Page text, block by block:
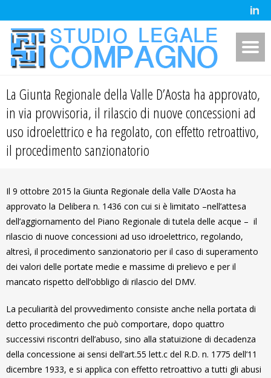
La Giunta Regionale della Valle D’Aosta ha approvato,
in via provvisoria, il rilascio di nuove concessioni ad
uso idroelettrico e ha regolato, con effetto retroattivo,
il procedimento sanzionatorio
Il 9 ottobre 2015 la Giunta Regionale della Valle D’Aosta ha
approvato la Delibera n. 1436 con cui si è limitato –nell’attesa
dell’aggiornamento del Piano Regionale di tutela delle acque – il
rilascio di nuove concessioni ad uso idroelettrico, regolando,
altresì, il procedimento sanzionatorio per il caso di superamento
dei valori delle portate medie e massime di prelievo e per il
mancato rispetto dell’obbligo di rilascio del DMV.
La peculiarità del provvedimento consiste anche nella portata di
detto procedimento che può comportare, dopo quattro
successivi riscontri dell’abuso, sino alla statuizione di decadenza
della concessione ai sensi dell’art.55 lett.c del R.D. n. 1775 dell’11
dicembre 1933, e si applica con effetto retroattivo a tutti gli abusi